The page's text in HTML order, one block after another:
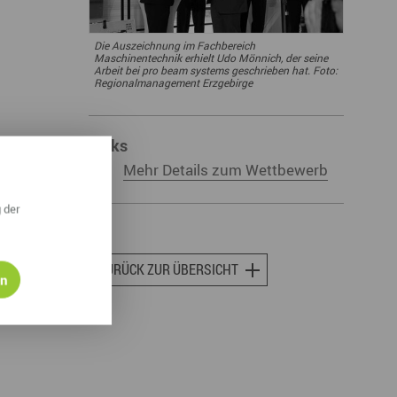
Winterspiele 2026
& Landschaft
und Stauseen im Erzgebirge
Erzgebirge
Die Auszeichnung im Fachbereich
Maschinentechnik erhielt Udo Mönnich, der seine
Arbeit bei pro beam systems geschrieben hat. Foto:
Regionalmanagement Erzgebirge
Links
Mehr Details zum Wettbewerb
ZURÜCK ZUR ÜBERSICHT
der